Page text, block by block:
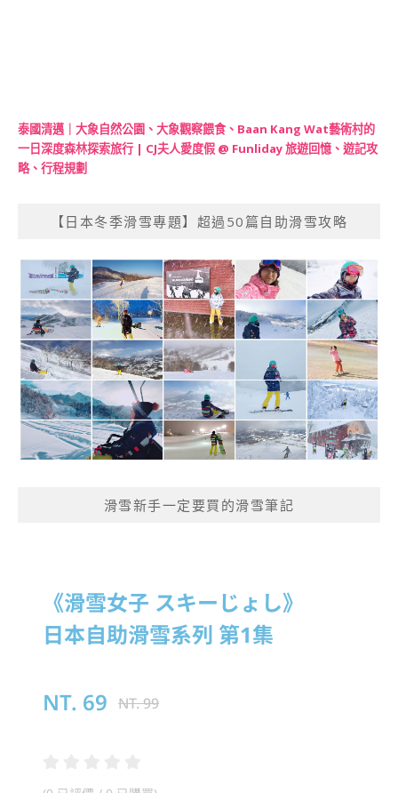
泰國清邁｜大象自然公園、大象觀察餵食、Baan Kang Wat藝術村的
一日深度森林探索旅行 | CJ夫人愛度假 @ Funliday 旅遊回憶、遊記攻
略、行程規劃
【日本冬季滑雪專題】超過50篇自助滑雪攻略
滑雪新手一定要買的滑雪筆記